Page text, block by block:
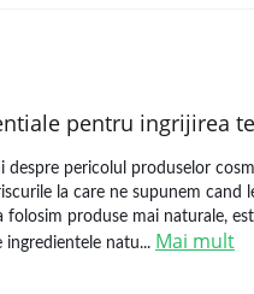
pentru ingrijirea
despre pericolul produselor
la care ne supunem cand
produse mai naturale,
natu... Mai mult